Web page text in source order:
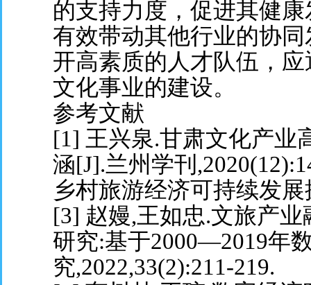
的支持力度，促进其健
有效带动其他行业的协
开高素质的人才队伍，
文化事业的建设。
参考文献
[1] 王兴泉.甘肃文化产业
涵[J].兰州学刊
乡村旅游经济可持续发
[3] 赵嫚,王如忠.文旅产
研究:基于2000—2019年
究,2022,33(2):211-219.